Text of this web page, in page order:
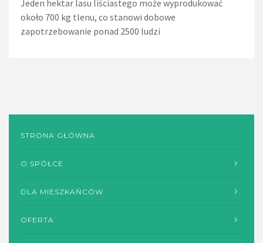
Jeden hektar lasu liściastego może wyprodukować
około 700 kg tlenu, co stanowi dobowe
zapotrzebowanie ponad 2500 ludzi
STRONA GŁÓWNA
O SPÓŁCE
DLA MIESZKAŃCÓW
OFERTA